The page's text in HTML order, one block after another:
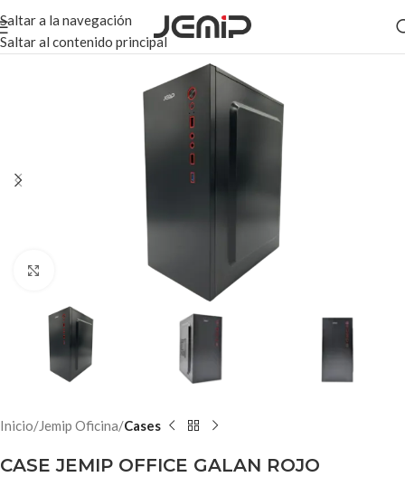
Saltar a la navegación
Saltar al contenido principal
Haga clic para ampliar
Inicio Jemip Oficina Cases
CASE JEMIP OFFICE GALAN ROJO